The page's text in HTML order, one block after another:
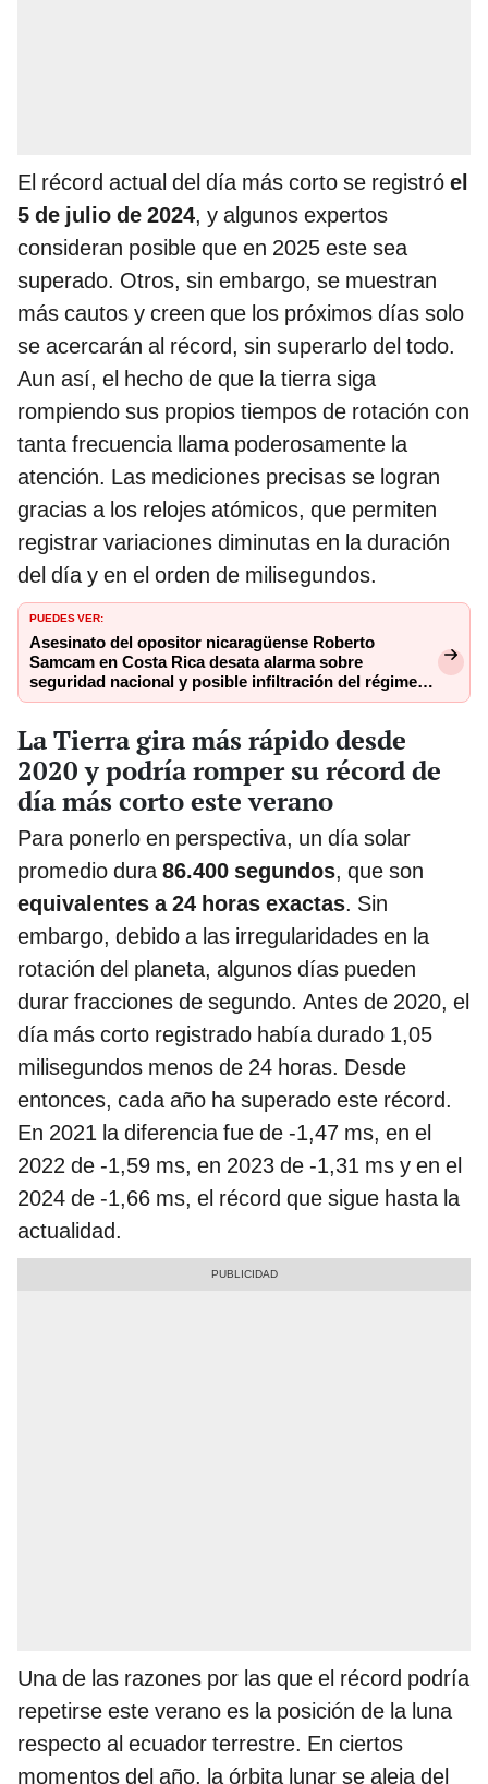
El récord actual del día más corto se registró el
5 de julio de 2024, y algunos expertos
consideran posible que en 2025 este sea
superado. Otros, sin embargo, se muestran
más cautos y creen que los próximos días solo
se acercarán al récord, sin superarlo del todo.
Aun así, el hecho de que la tierra siga
rompiendo sus propios tiempos de rotación con
tanta frecuencia llama poderosamente la
atención. Las mediciones precisas se logran
gracias a los relojes atómicos, que permiten
registrar variaciones diminutas en la duración
del día y en el orden de milisegundos.
PUEDES VER:
Asesinato del opositor nicaragüense Roberto
Samcam en Costa Rica desata alarma sobre
seguridad nacional y posible infiltración del régimen
de Ortega
La Tierra gira más rápido desde
2020 y podría romper su récord de
día más corto este verano
Para ponerlo en perspectiva, un día solar
promedio dura86.400 segundos, que son
equivalentes a 24 horas exactas. Sin
embargo, debido a las irregularidades en la
rotación del planeta, algunos días pueden
durar fracciones de segundo. Antes de 2020, el
día más corto registrado había durado 1,05
milisegundos menos de 24 horas. Desde
entonces, cada año ha superado este récord.
En 2021 la diferencia fue de -1,47 ms, en el
2022 de -1,59 ms, en 2023 de -1,31 ms y en el
2024 de -1,66 ms, el récord que sigue hasta la
actualidad.
Una de las razones por las que el récord podría
repetirse este verano es la posición de la luna
respecto al ecuador terrestre. En ciertos
momentos del año, la órbita lunar se aleja del